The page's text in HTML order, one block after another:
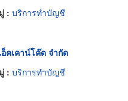
: บริการทำบัญชี
คเคาน์โค๊ด จำกัด
: บริการทำบัญชี